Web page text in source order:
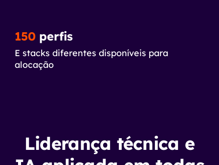
150perfis
E stacks diferentes disponíveis para
alocação
Liderança técnica e